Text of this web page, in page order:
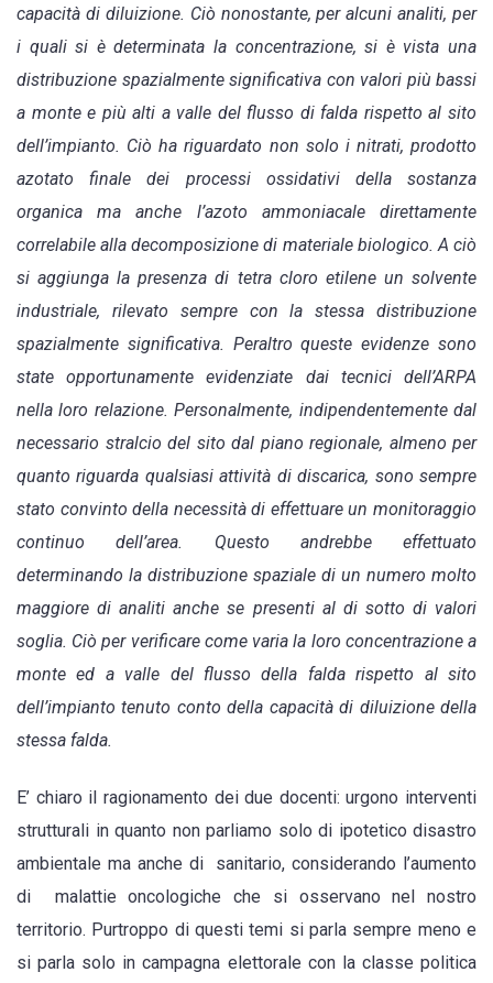
capacità di diluizione. Ciò nonostante, per alcuni analiti, per
i quali si è determinata la concentrazione, si è vista una
distribuzione spazialmente significativa con valori più bassi
a monte e più alti a valle del flusso di falda rispetto al sito
dell’impianto. Ciò ha riguardato non solo i nitrati, prodotto
azotato finale dei processi ossidativi della sostanza
organica ma anche l’azoto ammoniacale direttamente
correlabile alla decomposizione di materiale biologico. A ciò
si aggiunga la presenza di tetra cloro etilene un solvente
industriale, rilevato sempre con la stessa distribuzione
spazialmente significativa. Peraltro queste evidenze sono
state opportunamente evidenziate dai tecnici dell’ARPA
nella loro relazione. Personalmente, indipendentemente dal
necessario stralcio del sito dal piano regionale, almeno per
quanto riguarda qualsiasi attività di discarica, sono sempre
stato convinto della necessità di effettuare un monitoraggio
continuo dell’area. Questo andrebbe effettuato
determinando la distribuzione spaziale di un numero molto
maggiore di analiti anche se presenti al di sotto di valori
soglia. Ciò per verificare come varia la loro concentrazione a
monte ed a valle del flusso della falda rispetto al sito
dell’impianto tenuto conto della capacità di diluizione della
stessa falda.
E’ chiaro il ragionamento dei due docenti: urgono interventi
strutturali in quanto non parliamo solo di ipotetico disastro
ambientale ma anche di sanitario, considerando l’aumento
di malattie oncologiche che si osservano nel nostro
territorio. Purtroppo di questi temi si parla sempre meno e
si parla solo in campagna elettorale con la classe politica